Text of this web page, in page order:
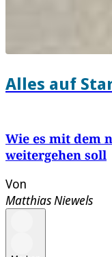
Alles auf
Wie es mit dem
weitergehen soll
Von
Matthias Niewels